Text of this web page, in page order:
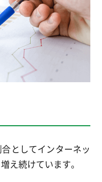
としてインターネッ
え続けています。